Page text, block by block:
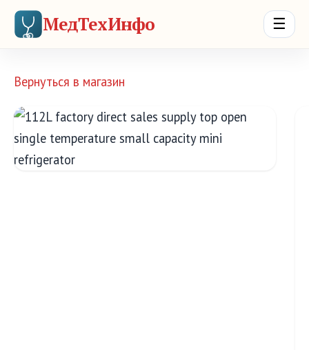
МедТехИнфо ☰
Вернуться в магазин